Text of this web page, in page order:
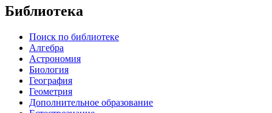
Библиотека
Поиск по библиотеке
Алгебра
Астрономия
Биология
География
Геометрия
Дополнительное образование